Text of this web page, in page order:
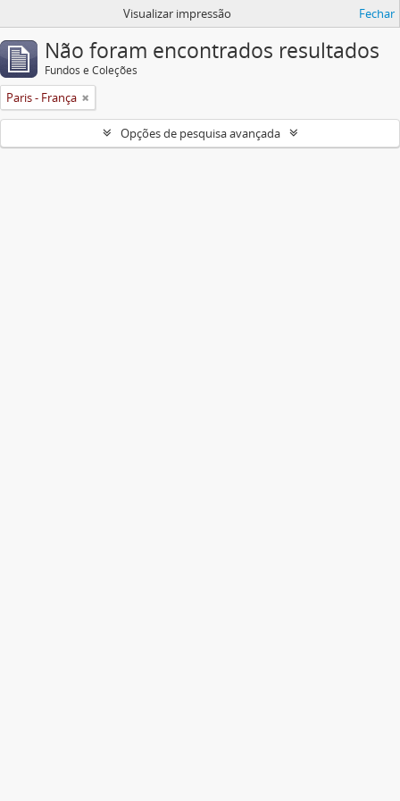
Visualizar impressão Fechar
Não foram encontrados resultados
Fundos e Coleções
Paris - França
Opções de pesquisa avançada